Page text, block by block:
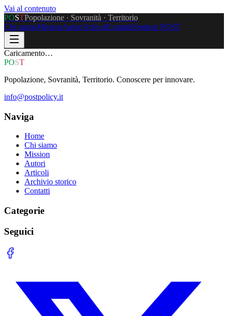
Vai al contenuto
POSTPopolazione · Sovranità · Territorio
Chi siamoMissionAutoriArticoliContattiSostieni POST
Caricamento…
POST
Popolazione, Sovranità, Territorio. Conoscere per innovare.
info@postpolicy.it
Naviga
Home
Chi siamo
Mission
Autori
Articoli
Archivio storico
Contatti
Categorie
Seguici